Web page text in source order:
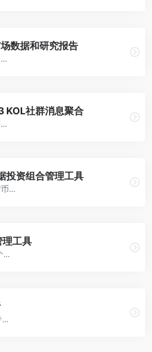
数据和研究报告
社群消息聚合
投资组合管理工具
...
工具
...
...